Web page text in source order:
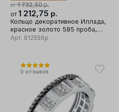
от 1 732,50р.
от 1 212,75 р.
Кольцо декоративное Иллада,
красное золото 585 проба,
вставка фианит
Арт. 812556р
0 отзывов